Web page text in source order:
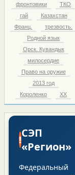
фронтовики
ТКО
гай
Казахстан
Франц.
трезвость.
Родной язык
Орск. Кувандык
милосердие
Право на оружие
2013 год
Короленко
ХХ
!СЭП
«Регион»
Федеральный